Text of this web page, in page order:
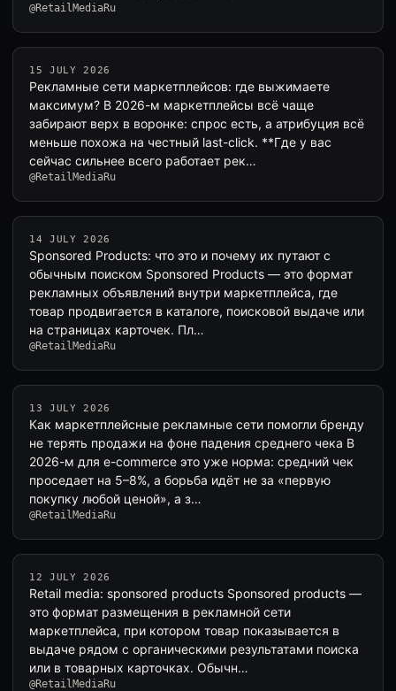
@RetailMediaRu
15 JULY 2026
Рекламные сети маркетплейсов: где выжимаете
максимум? В 2026-м маркетплейсы всё чаще
забирают верх в воронке: спрос есть, а атрибуция всё
меньше похожа на честный last-click. **Где у вас
сейчас сильнее всего работает рек…
@RetailMediaRu
14 JULY 2026
Sponsored Products: что это и почему их путают с
обычным поиском Sponsored Products — это формат
рекламных объявлений внутри маркетплейса, где
товар продвигается в каталоге, поисковой выдаче или
на страницах карточек. Пл…
@RetailMediaRu
13 JULY 2026
Как маркетплейсные рекламные сети помогли бренду
не терять продажи на фоне падения среднего чека В
2026-м для e-commerce это уже норма: средний чек
проседает на 5–8%, а борьба идёт не за «первую
покупку любой ценой», а з…
@RetailMediaRu
12 JULY 2026
Retail media: sponsored products Sponsored products —
это формат размещения в рекламной сети
маркетплейса, при котором товар показывается в
выдаче рядом с органическими результатами поиска
или в товарных карточках. Обычн…
@RetailMediaRu